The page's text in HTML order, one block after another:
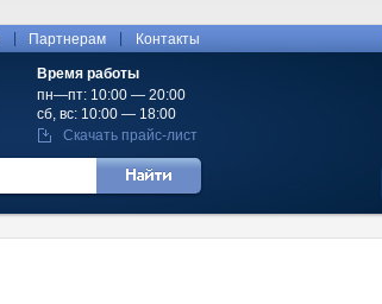
Партнерам Контакты
Время работы
пн—пт: 10:00 — 20:00
сб, вс: 10:00 — 18:00
Скачать прайс-лист